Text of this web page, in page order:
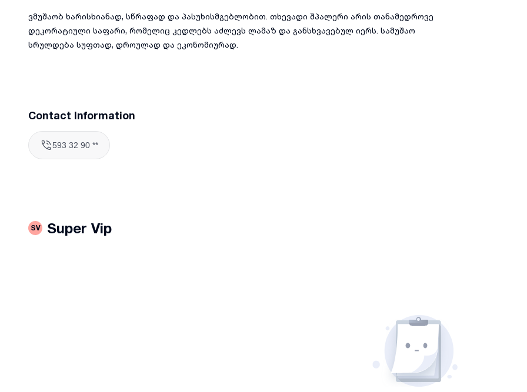
ვმუშაობ ხარისხიანად, სწრაფად და პასუხისმგებლობით. თხევადი შპალერი არის თანამედროვე
დეკორატიული საფარი, რომელიც კედლებს აძლევს ლამაზ და განსხვავებულ იერს. სამუშაო
სრულდება სუფთად, დროულად და ეკონომიურად.
Contact Information
593 32 90 **
SV Super Vip